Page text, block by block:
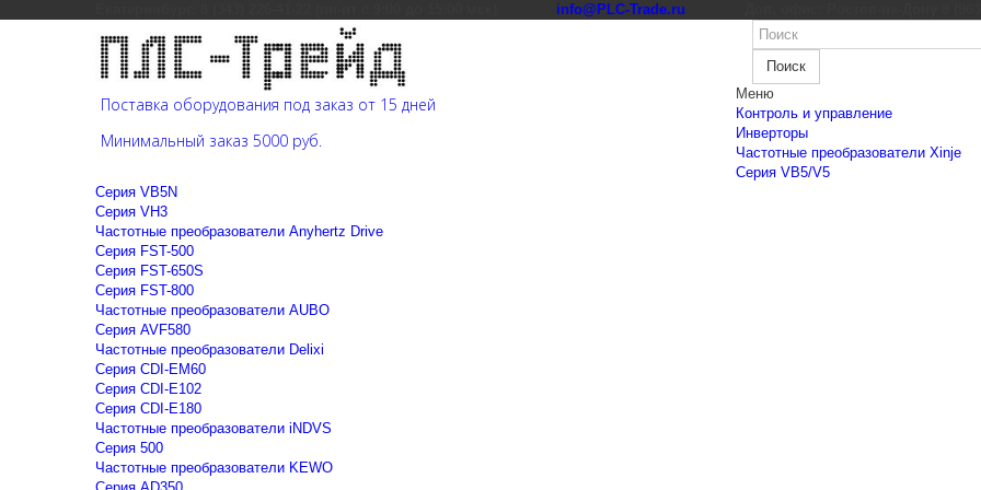
info@PLC-Trade.ru
Поставка оборудования под заказ от 15 дней
Минимальный заказ 5000 руб.
Поиск
Меню
Контроль и управление
Инверторы
Частотные преобразователи Xinje
Cерия VB5/V5
Cерия VB5N
Cерия VH3
Частотные преобразователи Anyhertz Drive
Серия FST-500
Серия FST-650S
Серия FST-800
Частотные преобразователи AUBO
Серия AVF580
Частотные преобразователи Delixi
Серия CDI-EM60
Серия CDI-E102
Серия CDI-E180
Частотные преобразователи iNDVS
Серия 500
Частотные преобразователи KEWO